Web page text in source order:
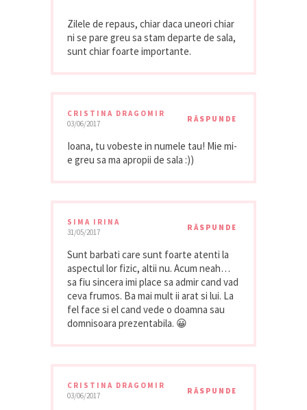
Zilele de repaus, chiar daca uneori chiar
ni se pare greu sa stam departe de sala,
sunt chiar foarte importante.
CRISTINA DRAGOMIR
03/06/2017
RĂSPUNDE
Ioana, tu vobeste in numele tau! Mie mi-
e greu sa ma apropii de sala :))
SIMA IRINA
31/05/2017
RĂSPUNDE
Sunt barbati care sunt foarte atenti la
aspectul lor fizic, altii nu. Acum neah…
sa fiu sincera imi place sa admir cand vad
ceva frumos. Ba mai mult ii arat si lui. La
fel face si el cand vede o doamna sau
domnisoara prezentabila. 😀
CRISTINA DRAGOMIR
03/06/2017
RĂSPUNDE